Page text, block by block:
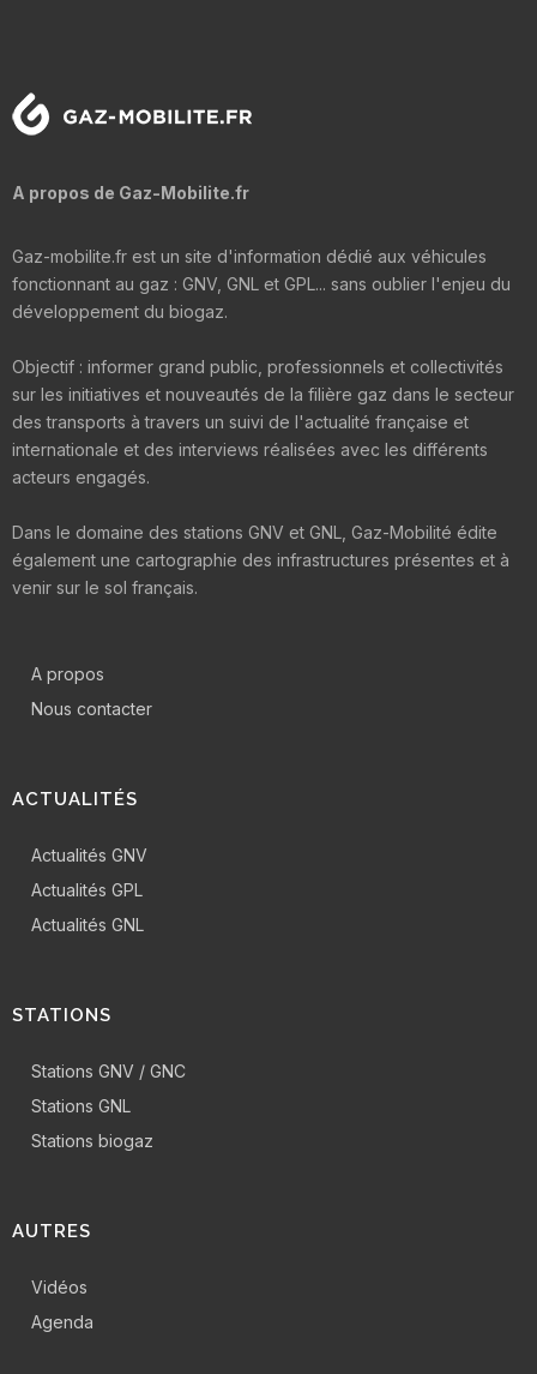
A propos de Gaz-Mobilite.fr
Gaz-mobilite.fr est un site d'information dédié aux véhicules
fonctionnant au gaz : GNV, GNL et GPL... sans oublier l'enjeu du
développement du biogaz.
Objectif : informer grand public, professionnels et collectivités
sur les initiatives et nouveautés de la filière gaz dans le secteur
des transports à travers un suivi de l'actualité française et
internationale et des interviews réalisées avec les différents
acteurs engagés.
Dans le domaine des stations GNV et GNL, Gaz-Mobilité édite
également une cartographie des infrastructures présentes et à
venir sur le sol français.
A propos
Nous contacter
ACTUALITÉS
Actualités GNV
Actualités GPL
Actualités GNL
STATIONS
Stations GNV / GNC
Stations GNL
Stations biogaz
AUTRES
Vidéos
Agenda